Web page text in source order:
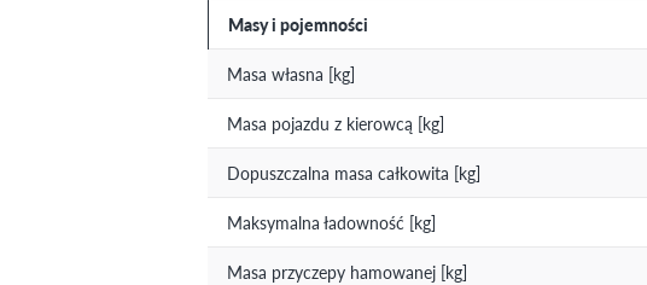
Masy i pojemności
Masa własna [kg]
Masa pojazdu z kierowcą [kg]
Dopuszczalna masa całkowita [kg]
Maksymalna ładowność [kg]
Masa przyczepy hamowanej [kg]